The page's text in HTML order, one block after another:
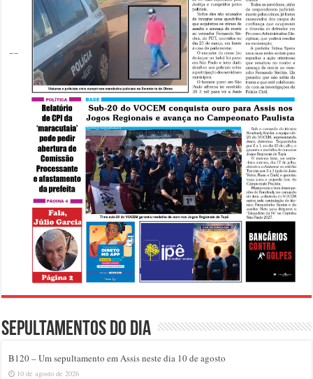
Sepultamentos do dia
B120 – Um sepultamento em Assis neste dia 10 de agosto
10 de agosto de 2026